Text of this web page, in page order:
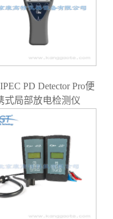
PD Detector Pro便
式局部放电检测仪